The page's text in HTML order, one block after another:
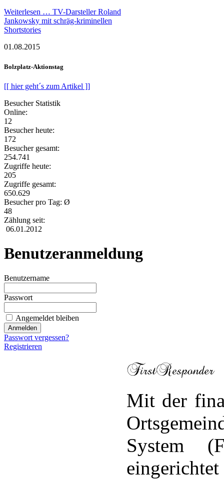
Weiterlesen … TV-Darsteller Roland
Jankowsky mit schräg-kriminellen
Shortstories
01.08.2015
Bolzplatz-Aktionstag
[[ hier geht´s zum Artikel ]]
Besucher Statistik
Online:
12
Besucher heute:
172
Besucher gesamt:
254.741
Zugriffe heute:
205
Zugriffe gesamt:
650.629
Besucher pro Tag: Ø
48
Zählung seit:
06.01.2012
Benutzeranmeldung
Benutzername
Passwort
Angemeldet bleiben
Passwort vergessen?
Registrieren
Mit der
System
eingerichtet